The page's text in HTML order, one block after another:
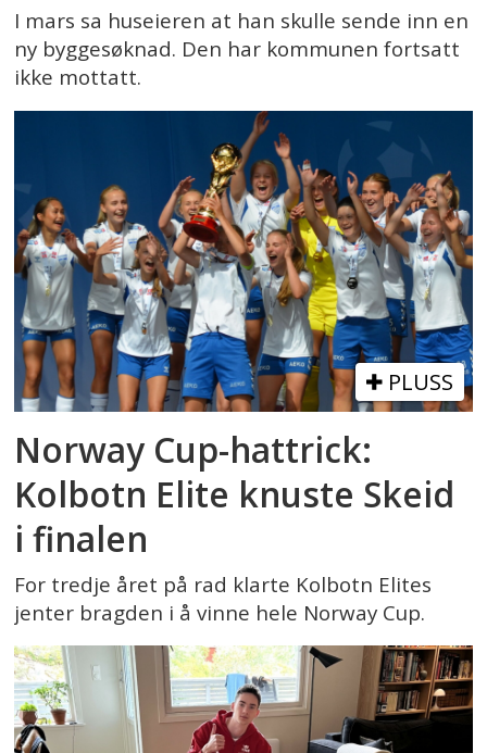
I mars sa huseieren at han skulle sende inn en
ny byggesøknad. Den har kommunen fortsatt
ikke mottatt.
PLUSS
Norway Cup-hattrick:
Kolbotn Elite knuste Skeid
i finalen
For tredje året på rad klarte Kolbotn Elites
jenter bragden i å vinne hele Norway Cup.